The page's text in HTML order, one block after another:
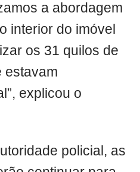
a abordagem
interior do imóvel
os 31 quilos de
estavam
explicou o
policial, as